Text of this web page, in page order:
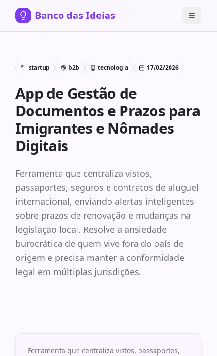
Banco das Ideias
startup b2b tecnologia 17/02/2026
App de Gestão de
Documentos e Prazos para
Imigrantes e Nômades
Digitais
Ferramenta que centraliza vistos,
passaportes, seguros e contratos de aluguel
internacional, enviando alertas inteligentes
sobre prazos de renovação e mudanças na
legislação local. Resolve a ansiedade
burocrática de quem vive fora do país de
origem e precisa manter a conformidade
legal em múltiplas jurisdições.
Ferramenta que centraliza vistos, passaportes,